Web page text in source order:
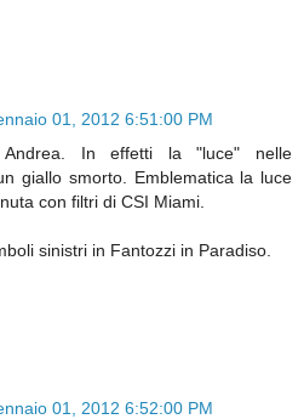
01, 2012 6:51:00 PM
Andrea. In effetti la "luce" nelle
giallo smorto. Emblematica la luce
con filtri di CSI Miami.
sinistri in Fantozzi in Paradiso.
01, 2012 6:52:00 PM